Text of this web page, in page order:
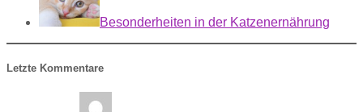
Besonderheiten in der Katzenernährung
Letzte Kommentare